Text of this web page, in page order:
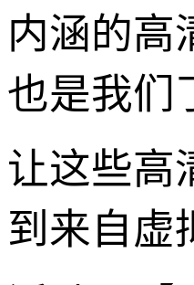
内涵的高
也是我们
让这些高
到来自虚